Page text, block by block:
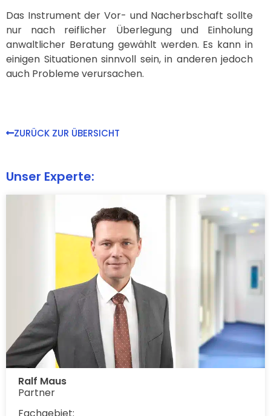
Das Instrument der Vor- und Nacherbschaft sollte
nur nach reiflicher Überlegung und Einholung
anwaltlicher Beratung gewählt werden. Es kann in
einigen Situationen sinnvoll sein, in anderen jedoch
auch Probleme verursachen.
ZURÜCK ZUR ÜBERSICHT
Unser Experte:
Ralf Maus
Partner